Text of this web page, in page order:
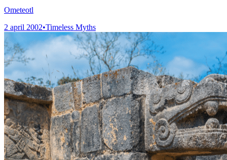
Ometeotl
2 april 2002•Timeless Myths